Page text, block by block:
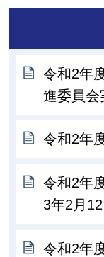
令和2年
進委員会
令和2年
令和2年
3年2月12
令和2年